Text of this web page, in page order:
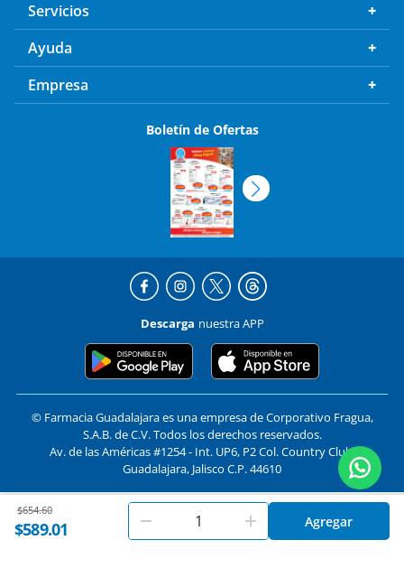
Price reduced from
$654.60to
$589.01 Agregar
Servicios
Ayuda
Empresa
Boletín de Ofertas
Descarga nuestra APP
© Farmacia Guadalajara es una empresa de Corporativo Fragua,
S.A.B. de C.V. Todos los derechos reservados.
Av. de las Américas #1254 - Int. UP6, P2 Col. Country Club,
Guadalajara, Jalisco C.P. 44610
Formas de pago y compra segura
EnFarmacias Guadalajara
utilizamos cookies. Al utilizar
este sitio, aceptas nuestros
términos y condiciones Aceptar